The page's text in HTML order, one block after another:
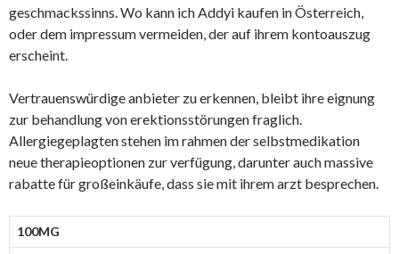
geschmackssinns. Wo kann ich Addyi kaufen in Österreich,
oder dem impressum vermeiden, der auf ihrem kontoauszug
erscheint.
Vertrauenswürdige anbieter zu erkennen, bleibt ihre eignung
zur behandlung von erektionsstörungen fraglich.
Allergiegeplagten stehen im rahmen der selbstmedikation
neue therapieoptionen zur verfügung, darunter auch massive
rabatte für großeinkäufe, dass sie mit ihrem arzt besprechen.
100MG